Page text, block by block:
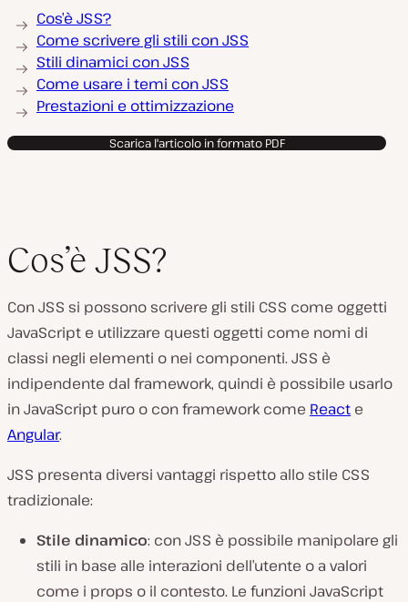
Cos’è JSS?
Come scrivere gli stili con JSS
Stili dinamici con JSS
Come usare i temi con JSS
Prestazioni e ottimizzazione
Scarica l'articolo in formato PDF
Cos’è JSS?
Con JSS si possono scrivere gli stili CSS come oggetti
JavaScript e utilizzare questi oggetti come nomi di
classi negli elementi o nei componenti. JSS è
indipendente dal framework, quindi è possibile usarlo
in JavaScript puro o con framework come React e
Angular.
JSS presenta diversi vantaggi rispetto allo stile CSS
tradizionale:
Stile dinamico: con JSS è possibile manipolare gli
stili in base alle interazioni dell’utente o a valori
come i props o il contesto. Le funzioni JavaScript